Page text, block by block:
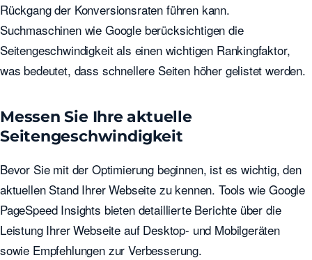
Rückgang der Konversionsraten führen kann.
Suchmaschinen wie Google berücksichtigen die
Seitengeschwindigkeit als einen wichtigen Rankingfaktor,
was bedeutet, dass schnellere Seiten höher gelistet werden.
Messen Sie Ihre aktuelle
Seitengeschwindigkeit
Bevor Sie mit der Optimierung beginnen, ist es wichtig, den
aktuellen Stand Ihrer Webseite zu kennen. Tools wie Google
PageSpeed Insights bieten detaillierte Berichte über die
Leistung Ihrer Webseite auf Desktop- und Mobilgeräten
sowie Empfehlungen zur Verbesserung.